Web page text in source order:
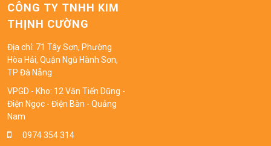
CÔNG TY TNHH KIM
THỊNH CƯỜNG
Địa chỉ: 71 Tây Sơn, Phường
Hòa Hải, Quận Ngũ Hành Sơn,
TP Đà Nẵng
VPGD - Kho: 12 Văn Tiến Dũng -
Điện Ngọc - Điện Bàn - Quảng
Nam
0974 354 314